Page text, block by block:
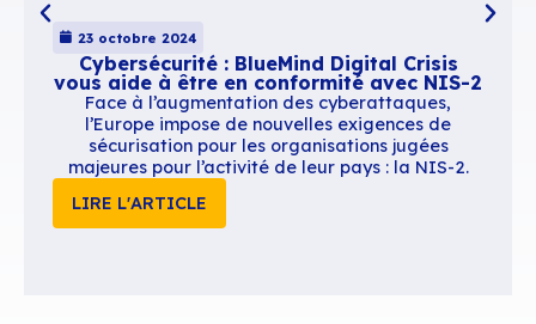
MarketPlace. Vous pouvez aussi automatiser
publication de votre outil sur notre
son API, pour cela consultez notre page
utilisation de l’API Marketplace.